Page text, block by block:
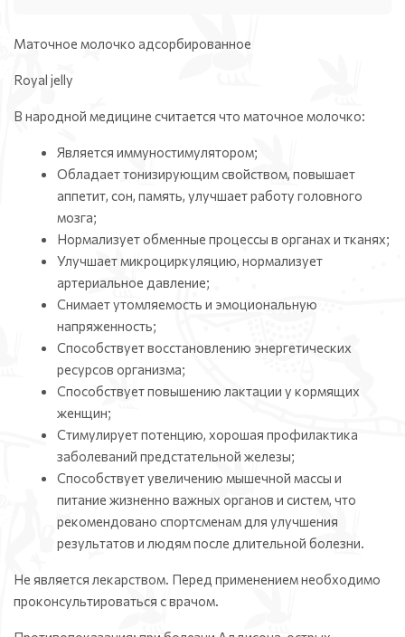
Маточное молочко адсорбированное
Royal jelly
В народной медицине считается что маточное молочко:
Является иммуностимулятором;
Обладает тонизирующим свойством, повышает
аппетит, сон, память, улучшает работу головного
мозга;
Нормализует обменные процессы в органах и тканях;
Улучшает микроциркуляцию, нормализует
артериальное давление;
Снимает утомляемость и эмоциональную
напряженность;
Способствует восстановлению энергетических
ресурсов организма;
Способствует повышению лактации у кормящих
женщин;
Стимулирует потенцию, хорошая профилактика
заболеваний предстательной железы;
Способствует увеличению мышечной массы и
питание жизненно важных органов и систем, что
рекомендовано спортсменам для улучшения
результатов и людям после длительной болезни.
Не является лекарством. Перед применением необходимо
проконсультироваться с врачом.